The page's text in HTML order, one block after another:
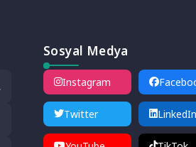
Sosyal Medya
Instagram
Twitter LinkedIn